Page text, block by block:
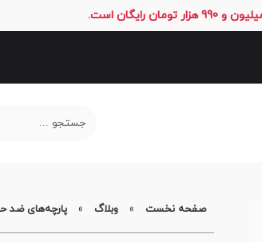
صفحه نخست » وبلاگ » پارچه‌های